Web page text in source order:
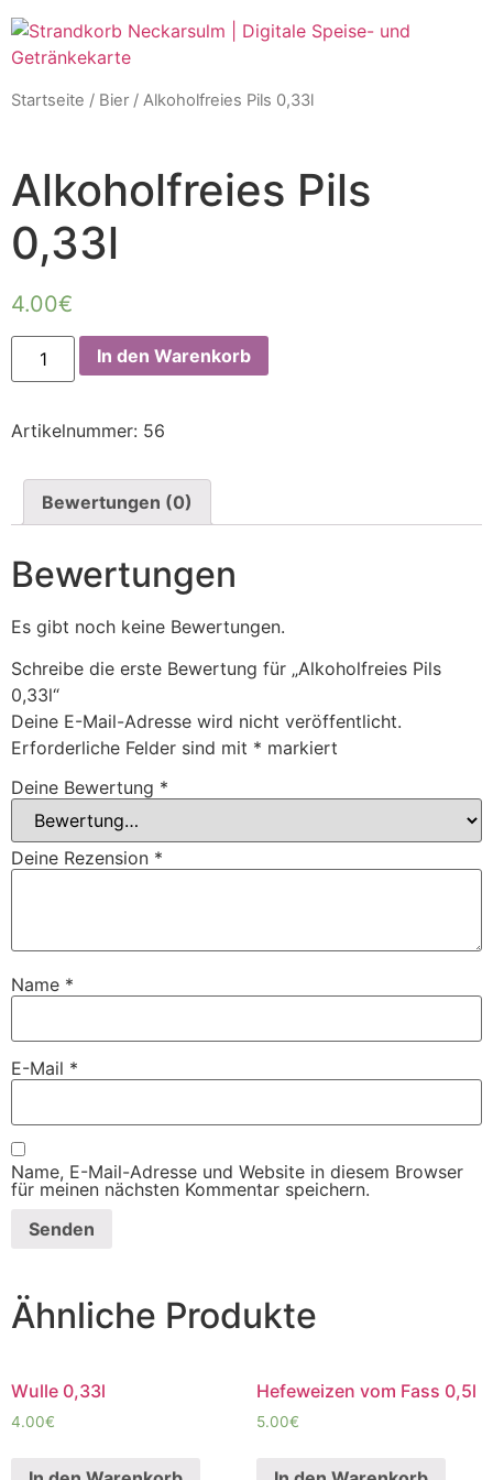
Startseite / Bier / Alkoholfreies Pils 0,33l
Alkoholfreies Pils
0,33l
4.00€
In den Warenkorb
Artikelnummer: 56
Bewertungen (0)
Bewertungen
Es gibt noch keine Bewertungen.
Schreibe die erste Bewertung für „Alkoholfreies Pils
0,33l“
Deine E-Mail-Adresse wird nicht veröffentlicht.
Erforderliche Felder sind mit * markiert
Deine Bewertung *
Deine Rezension *
Name *
E-Mail *
Name, E-Mail-Adresse und Website in diesem Browser
für meinen nächsten Kommentar speichern.
Ähnliche Produkte
Wulle 0,33l
4.00€
Hefeweizen vom Fass 0,5l
5.00€